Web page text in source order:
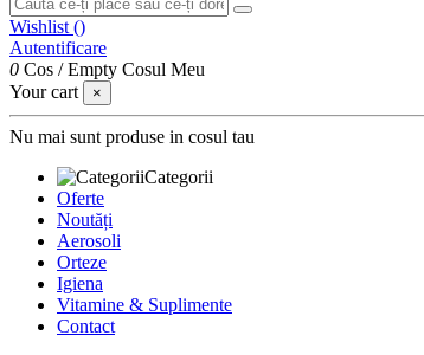
Wishlist ()
Autentificare
0 Cos /Empty Cosul Meu
Your cart
×
Nu mai sunt produse in cosul tau
Categorii
Oferte
Noutăți
Aerosoli
Orteze
Igiena
Vitamine & Suplimente
Contact